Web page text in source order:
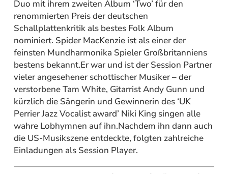
Duo mit ihrem zweiten Album ‘Two’ für den
renommierten Preis der deutschen
Schallplattenkritik als bestes Folk Album
nominiert. Spider MacKenzie ist als einer der
feinsten Mundharmonika Spieler Großbritanniens
bestens bekannt.Er war und ist der Session Partner
vieler angesehener schottischer Musiker – der
verstorbene Tam White, Gitarrist Andy Gunn und
kürzlich die Sängerin und Gewinnerin des ‘UK
Perrier Jazz Vocalist award’ Niki King singen alle
wahre Lobhymnen auf ihn.Nachdem ihn dann auch
die US-Musikszene entdeckte, folgten zahlreiche
Einladungen als Session Player.